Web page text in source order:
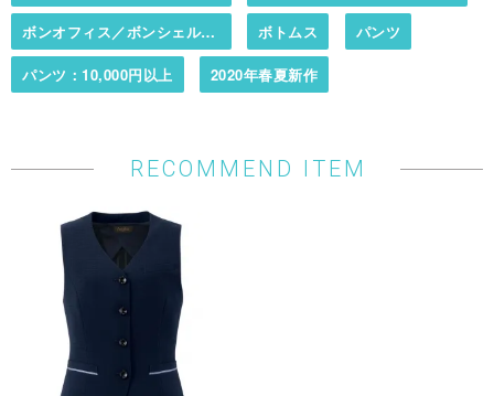
ボンオフィス／ボンシェルジュ秋冬カタログ掲載商品 ボトムス パンツ
パンツ：10,000円以上 2020年春夏新作
RECOMMEND ITEM